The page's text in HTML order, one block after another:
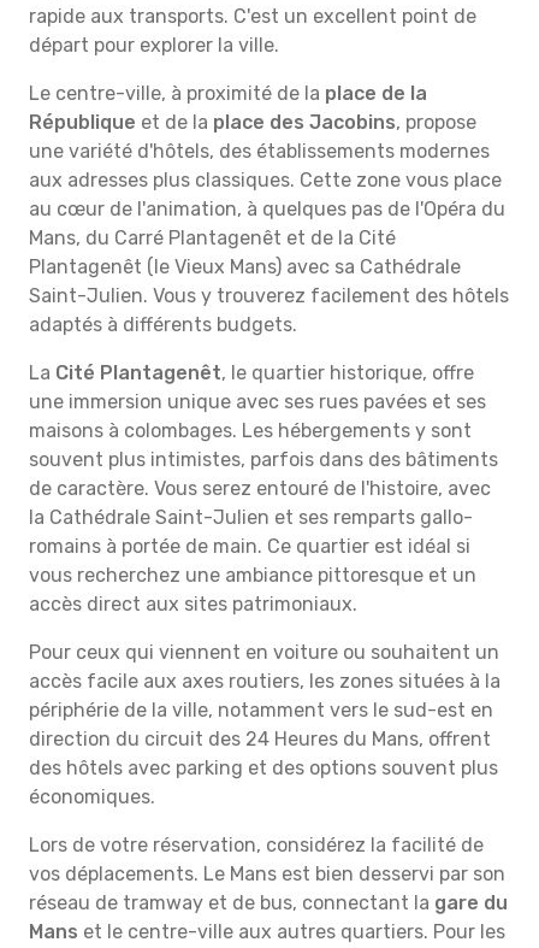
rapide aux transports. C'est un excellent point de
départ pour explorer la ville.
Le centre-ville, à proximité de la place de la
République et de la place des Jacobins, propose
une variété d'hôtels, des établissements modernes
aux adresses plus classiques. Cette zone vous place
au cœur de l'animation, à quelques pas de l'Opéra du
Mans, du Carré Plantagenêt et de la Cité
Plantagenêt (le Vieux Mans) avec sa Cathédrale
Saint-Julien. Vous y trouverez facilement des hôtels
adaptés à différents budgets.
La Cité Plantagenêt, le quartier historique, offre
une immersion unique avec ses rues pavées et ses
maisons à colombages. Les hébergements y sont
souvent plus intimistes, parfois dans des bâtiments
de caractère. Vous serez entouré de l'histoire, avec
la Cathédrale Saint-Julien et ses remparts gallo-
romains à portée de main. Ce quartier est idéal si
vous recherchez une ambiance pittoresque et un
accès direct aux sites patrimoniaux.
Pour ceux qui viennent en voiture ou souhaitent un
accès facile aux axes routiers, les zones situées à la
périphérie de la ville, notamment vers le sud-est en
direction du circuit des 24 Heures du Mans, offrent
des hôtels avec parking et des options souvent plus
économiques.
Lors de votre réservation, considérez la facilité de
vos déplacements. Le Mans est bien desservi par son
réseau de tramway et de bus, connectant la gare du
Mans et le centre-ville aux autres quartiers. Pour les